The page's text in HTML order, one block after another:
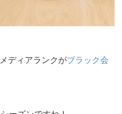
ディアランクがブラック会